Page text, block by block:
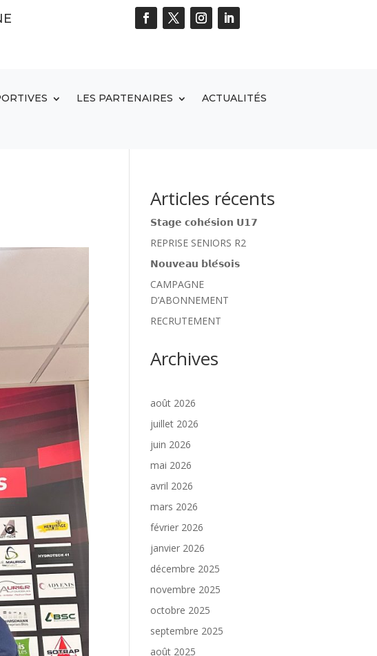
LES PARTENAIRES
ACTUALITÉS
Articles récents
𝗦𝘁𝗮𝗴𝗲 𝗰𝗼𝗵𝗲́𝘀𝗶𝗼𝗻 𝗨𝟭𝟳
REPRISE SENIORS R2
𝗡𝗼𝘂𝘃𝗲𝗮𝘂 𝗯𝗹𝗲́𝘀𝗼𝗶𝘀
CAMPAGNE
D’ABONNEMENT
RECRUTEMENT
Archives
août 2026
juillet 2026
juin 2026
mai 2026
avril 2026
mars 2026
février 2026
janvier 2026
décembre 2025
novembre 2025
octobre 2025
septembre 2025
août 2025